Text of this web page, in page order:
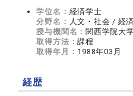
学位名： 経済学士
分野名： 人文・社会 / 経
授与機関名： 関西学院大
取得方法：課程
取得年月： 1988年03月
経歴